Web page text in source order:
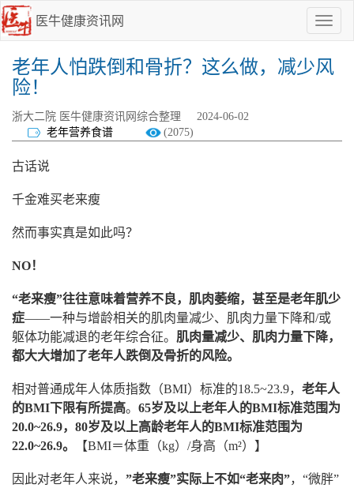
医牛健康资讯网
点
我
啊
老年人怕跌倒和骨折？这么做，减少风
险！
浙大二院 医牛健康资讯网综合整理
2024-06-02
老年营养食谱
(2075)
古话说
千金难买老来瘦
然而事实真是如此吗？
NO！
“老来瘦”往往意味着营养不良，肌肉萎缩，甚至是老年肌少
症——一种与增龄相关的肌肉量减少、肌肉力量下降和/或
躯体功能减退的老年综合征。 肌肉量减少、肌肉力量下降，
都大大增加了老年人跌倒及骨折的风险。
相对普通成年人体质指数（BMI）标准的18.5~23.9， 老年人
的BMI下限有所提高。 65岁及以上老年人的BMI标准范围为
20.0~26.9，80岁及以上高龄老年人的BMI标准范围为
22.0~26.9。
【BMI＝体重（kg）/身高（m²）】
因此对老年人来说， ”老来瘦”实际上不如“老来肉”，“微胖”